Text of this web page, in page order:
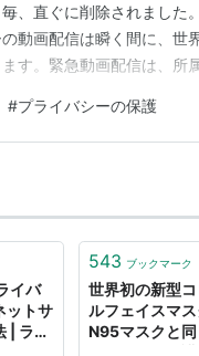
、直ぐに削除されまし
動画配信は瞬く間に、世
す。緊急動画配信は、所
早、NewJeansのメンバ
#プライバシーの保護
イバ
ットサ
| ライ
543 ブックマーク
世界初の新型
ルフェイスマ
N95マスクと同